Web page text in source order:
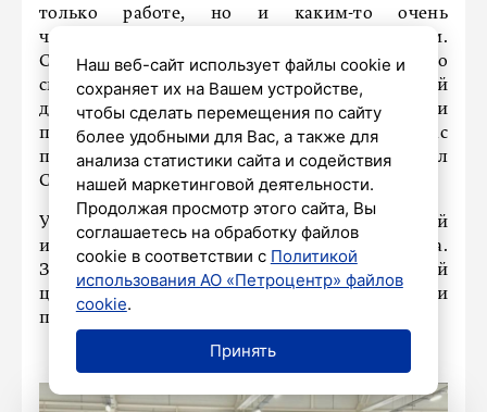
только работе, но и каким-то очень
человеческим, объединяющим мероприятиям.
Среди них спортивные всегда выигрышно
смотрятся: они помогают поднять командный
дух, выплеснуть отрицательные эмоции и
приобрести положительные. Поэтому у нас
партия очень спортивная», — подчеркнул
Сергей Боярский.
Участникам предстоит провести серию матчей
и определить сильнейшие команды турнира.
Завершатся соревнования торжественной
церемонией награждения победителей и
призёров.
Наш веб-сайт использует файлы cookie и
сохраняет их на Вашем устройстве,
чтобы сделать перемещения по сайту
более удобными для Вас, а также для
анализа статистики сайта и содействия
нашей маркетинговой деятельности.
Продолжая просмотр этого сайта, Вы
соглашаетесь на обработку файлов
cookie в соответствии с Политикой
использования АО «Петроцентр» файлов
cookie.
Принять